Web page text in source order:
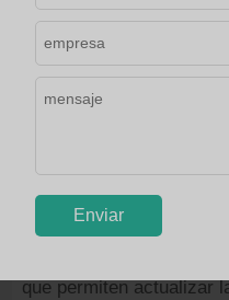
suficientes.
Puertos USB
Se
para compartir
externos. No es
Ranuras para tarjetas TF
para registros, videos
sin conexión, etc.
que permiten actualizar